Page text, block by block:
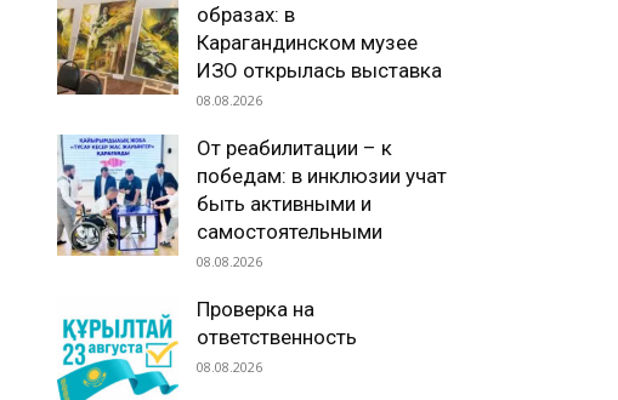
образах: в
Карагандинском музее
ИЗО открылась выставка
08.08.2026
От реабилитации – к
победам: в инклюзии учат
быть активными и
самостоятельными
08.08.2026
Проверка на
ответственность
08.08.2026